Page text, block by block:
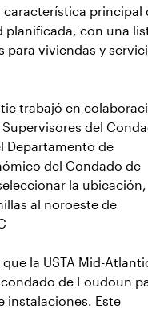
característica principal
planificada, con una
para viviendas y
trabajó en
del
Departamento de
del Condado de
la ubicación,
al noroeste de
la USTA Mid-
de Loudoun
instalaciones. Este